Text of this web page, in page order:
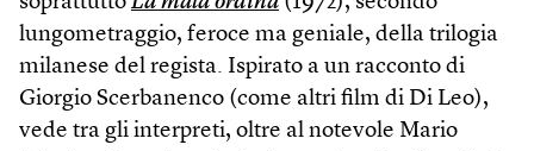
lungometraggio, feroce ma geniale, della trilogia
milanese del regista. Ispirato a un racconto di
Giorgio Scerbanenco (come altri film di Di Leo),
vede tra gli interpreti, oltre al notevole Mario